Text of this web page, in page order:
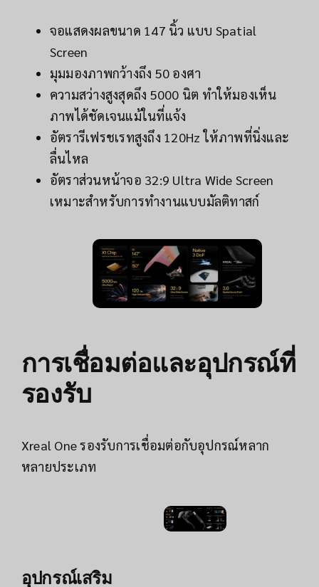
จอแสดงผลขนาด 147 นิ้ว แบบ Spatial
Screen
มุมมองภาพกว้างถึง 50 องศา
ความสว่างสูงสุดถึง 5000 นิต ทำให้มองเห็น
ภาพได้ชัดเจนแม้ในที่แจ้ง
อัตรารีเฟรชเรทสูงถึง 120Hz ให้ภาพที่นิ่งและ
ลื่นไหล
อัตราส่วนหน้าจอ 32:9 Ultra Wide Screen
เหมาะสำหรับการทำงานแบบมัลติทาสก์
การเชื่อมต่อและอุปกรณ์ที่
รองรับ
Xreal One รองรับการเชื่อมต่อกับอุปกรณ์หลาก
หลายประเภท
อุปกรณ์เสริม